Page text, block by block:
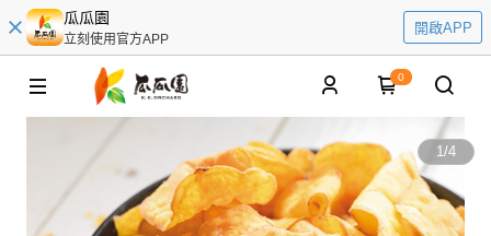
瓜瓜園
立刻使用官方APP
開啟APP
0
1/4